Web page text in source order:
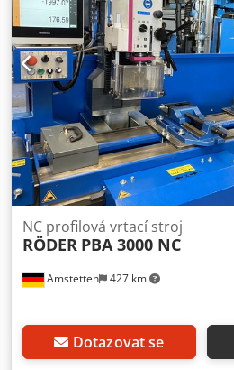
Amstetten 427 km
NC profilová vrtací stroj
RÖDER PBA 3000 NC
Dotazovat se